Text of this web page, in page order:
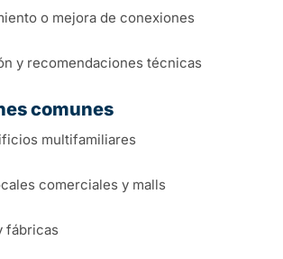
o mejora de conexiones
y recomendaciones técnicas
comunes
multifamiliares
comerciales y malls
fábricas